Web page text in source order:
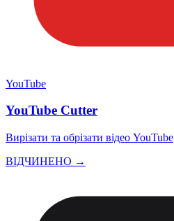
YouTube
YouTube Cutter
Вирізати та обрізати відео YouTube
ВІДЧИНЕНО →